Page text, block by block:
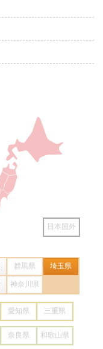
群馬県 埼玉県
神奈川県
愛知県 三重県
奈良県 和歌山県
日本国外